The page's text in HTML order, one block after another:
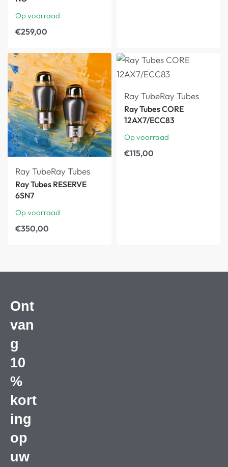
Op voorraad
€259,00
Ray TubeRay Tubes
Ray Tubes RESERVE
6SN7
Op voorraad
€350,00
Ray TubeRay Tubes
Ray Tubes CORE
12AX7/ECC83
Op voorraad
€115,00
Ont
van
g
10
%
kort
ing
op
uw